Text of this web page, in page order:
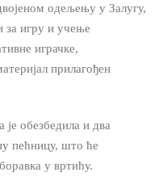
одељењу у Залугу,
за игру и учење
играчке,
прилагођен
је обезбедила и два
пећницу, што ће
у вртићу.